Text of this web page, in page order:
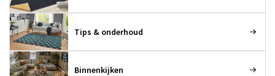
Tips & onderhoud
Binnenkijken